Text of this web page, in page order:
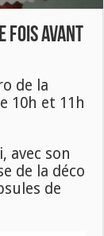
fois avant
de la
10h et 11h
avec son
de la déco
de